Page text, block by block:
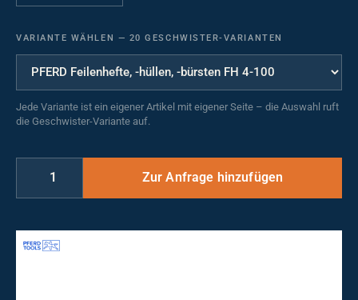
VARIANTE WÄHLEN — 20 GESCHWISTER-VARIANTEN
Jede Variante ist ein eigener Artikel mit eigener Seite – die Auswahl ruft
die Geschwister-Variante auf.